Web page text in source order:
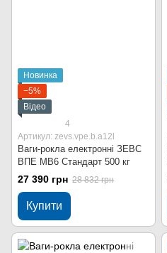
Новинка
−5%
Відео
4
Артикул: zevs.vpe.b.a12l
Ваги-рокла електронні ЗЕВС
ВПЕ МВ6 Стандарт 500 кг
27 390 грн 28 832 грн
Купити